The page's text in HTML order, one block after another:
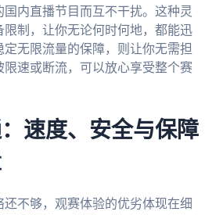
内直播节目而互不干扰。这种灵
限制，让你无论何时何地，都能迅
无限流量的保障，则让你无需担
限速或断流，可以放心享受整个赛
速度、安全与保障
不够，观赛体验的优劣体现在细